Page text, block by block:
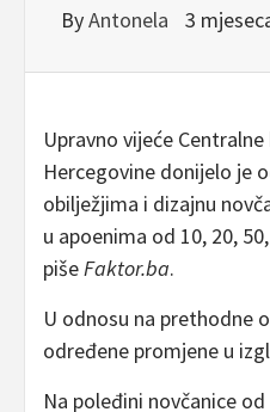
ByAntonela 3
Upravno vijeće
Hercegovine donijelo je
obilježjima i dizajnu
u apoenima od 10, 20,
pišeFaktor.ba.
U odnosu na prethodne
određene promjene u
Na poleđini novčanice